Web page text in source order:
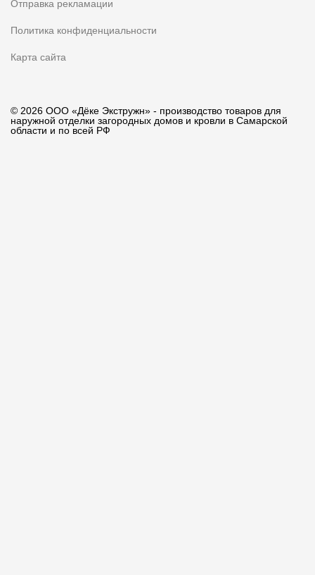
Отправка рекламации
Политика конфиденциальности
Карта сайта
© 2026 ООО «Дёке Экстружн» - производство товаров для
наружной отделки загородных домов и кровли в Самарской
области и по всей РФ